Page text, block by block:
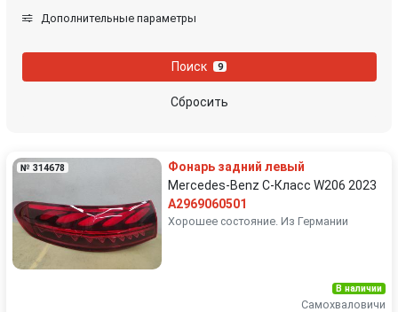
Дополнительные параметры
Поиск 9
Сбросить
№ 314678
Фонарь задний левый
Mercedes-Benz C-Класс W206 2023
A2969060501
Хорошее состояние. Из Германии
В наличии
Самохваловичи